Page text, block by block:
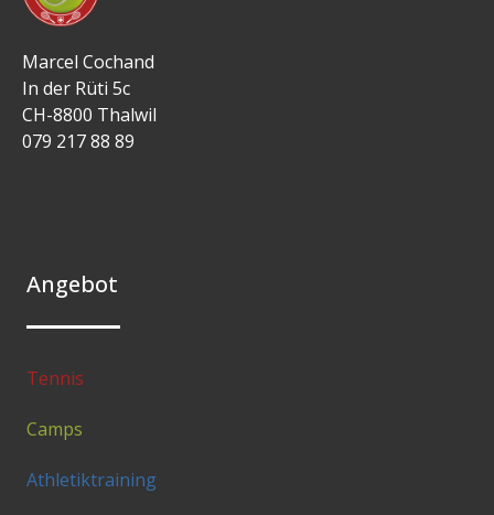
Marcel Cochand
In der Rüti 5c
CH-8800 Thalwil
079 217 88 89
Angebot
Tennis
Camps
Athletiktraining